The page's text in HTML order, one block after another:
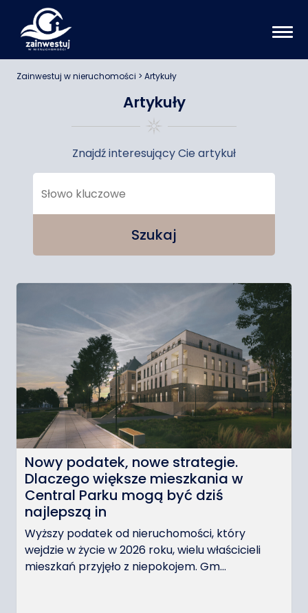
Zainwestuj w nieruchomości > Artykuły
Artykuły
Znajdź interesujący Cie artykuł
Szukaj
Nowy podatek, nowe strategie.
Dlaczego większe mieszkania w
Central Parku mogą być dziś
najlepszą in
Wyższy podatek od nieruchomości, który
wejdzie w życie w 2026 roku, wielu właścicieli
mieszkań przyjęło z niepokojem. Gm...